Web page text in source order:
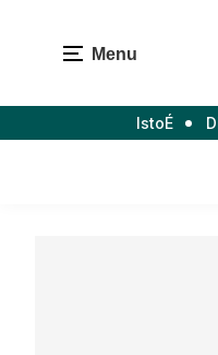
Menu
IstoÉ